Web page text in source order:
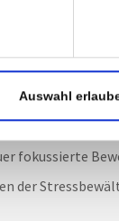
Auswahl
Erhöhung
besonderer
fokussierte
der